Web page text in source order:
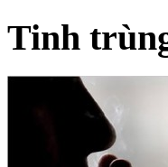
Tinh